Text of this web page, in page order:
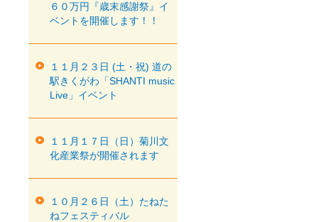
６０万円『歳末感謝祭』イ
ベントを開催します！！
１１月２３日 (土・祝) 道の
駅きくがわ「SHANTI music
Live」イベント
１１月１７日（日）菊川文
化産業祭が開催されます
１０月２６日（土）たねた
ねフェスティバル